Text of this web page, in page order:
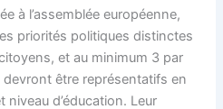
à l’assemblée européenne,
priorités politiques distinctes
et au minimum 3 par
être représentatifs en
d’éducation. Leur